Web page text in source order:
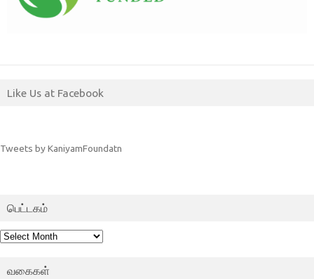
Like Us at Facebook
Tweets by KaniyamFoundatn
பெட்டகம்
பெட்டகம்
வகைகள்